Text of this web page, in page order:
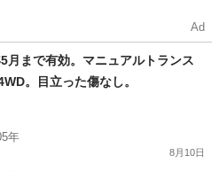
Ad
月まで有効。マニュアルトランス
。目立った傷なし。
年
8月10日